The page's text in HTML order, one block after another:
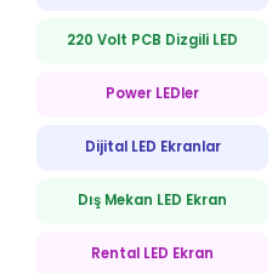
220 Volt PCB Dizgili LED
Power LEDler
Dijital LED Ekranlar
Dış Mekan LED Ekran
Rental LED Ekran